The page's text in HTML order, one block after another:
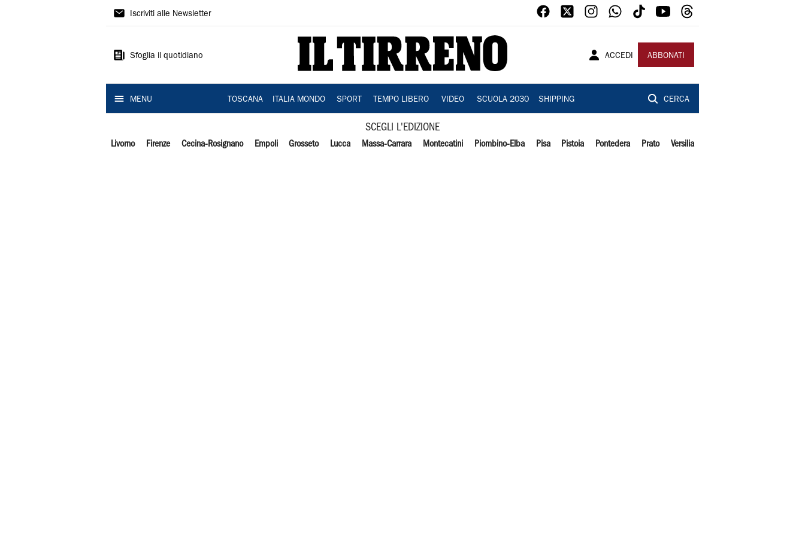
Il
Iscriviti alle Newsletter
Sfoglia il quotidiano ACCEDI ABBONATI
MENU TOSCANA ITALIA MONDO SPORT TEMPO LIBERO VIDEO SCUOLA 2030 SHIPPING CERCA
SCEGLI L'EDIZIONE
Livorno Firenze Cecina-Rosignano Empoli Grosseto Lucca Massa-Carrara Montecatini Piombino-Elba Pisa Pistoia Pontedera Prato Versilia